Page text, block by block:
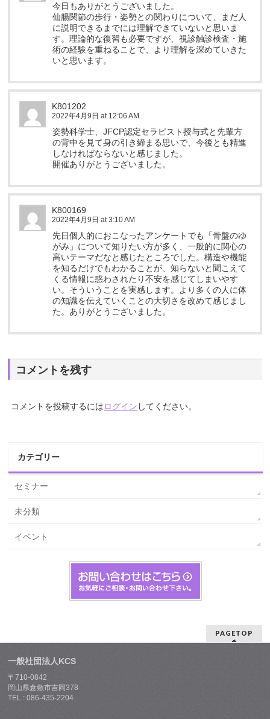
今日もありがとうございました。
仙腸関節の歩行・姿勢との関わりについて、まだ人
に説明できるまでには理解できていないと思いま
す。理論的な復習も必要ですが、視診触診検査・施
術の経験を重ねることで、より理解を深めていきた
いと思います。
K801202
2022年4月9日 at 12:06 AM
姿勢科学士、JFCP認定セラピスト授与式と先輩方
の背中を見て身の引き締まる思いで、今後とも精進
しなければならないと感じました。
開催ありがとうございました。
K800169
2022年4月9日 at 3:10 AM
先日個人的におこなったアンケートでも「骨盤のゆ
がみ」について知りたい方が多く、一般的に関心の
高いテーマだなと感じたところでした。構造や機能
を知るだけでもわかることが、知らないと聞こえて
くる情報に惑わされたり不安を感じてしまいやす
い。そういうことを実感します。より多くの人に体
の知識を伝えていくことの大切さを改めて感じまし
た。ありがとうございました。
コメントを残す
コメントを投稿するにはログイン してください。
カテゴリー
セミナー
未分類
イベント
PAGETOP
一般社団法人KCS
〒710-0842
岡山県倉敷市吉岡378
TEL : 086-435-2204